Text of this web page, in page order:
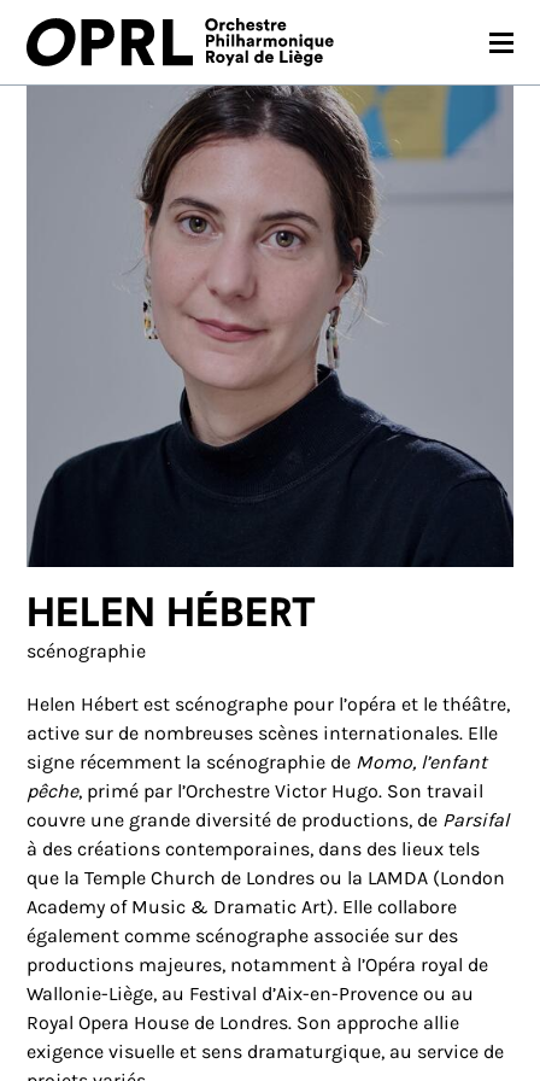
26-27 SEASON
Helen Hébert
scénographie
Helen Hébert est scénographe pour l’opéra et le théâtre,
active sur de nombreuses scènes internationales. Elle
signe récemment la scénographie de Momo, l’enfant
pêche, primé par l’Orchestre Victor Hugo. Son travail
couvre une grande diversité de productions, de Parsifal
à des créations contemporaines, dans des lieux tels
que la Temple Church de Londres ou la LAMDA (London
Academy of Music & Dramatic Art). Elle collabore
également comme scénographe associée sur des
productions majeures, notamment à l’Opéra royal de
Wallonie-Liège, au Festival d’Aix-en-Provence ou au
Royal Opera House de Londres. Son approche allie
exigence visuelle et sens dramaturgique, au service de